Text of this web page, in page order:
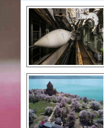
Askeri gemi
mezarlığındaki terk
edilmiş gemilerin
etkileyici
görüntüleri